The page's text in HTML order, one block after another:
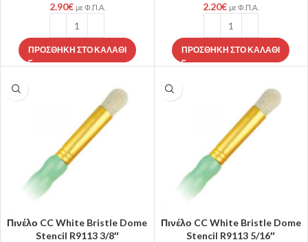
2.90€ με Φ.Π.Α.
ΠΡΟΣΘΉΚΗ ΣΤΟ ΚΑΛΆΘΙ
2.20€ με Φ.Π.Α.
ΠΡΟΣΘΉΚΗ ΣΤΟ ΚΑΛΆΘΙ
Πινέλο CC White Bristle Dome
Stencil R9113 3/8″
Πινέλο CC White Bristle Dome
Stencil R9113 5/16″